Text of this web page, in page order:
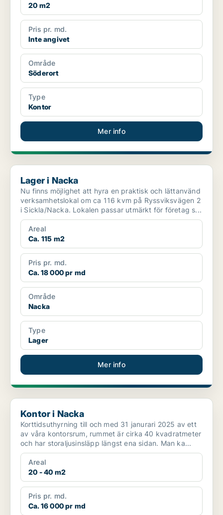
20 m2
Pris pr. md.
Inte angivet
Område
Söderort
Type
Kontor
Mer info
Lager i Nacka
Lager i Nacka
Nu finns möjlighet att hyra en praktisk och lättanvänd
verksamhetslokal om ca 116 kvm på Ryssviksvägen 2
i Sickla/Nacka. Lokalen passar utmärkt för företag s...
Areal
Ca. 115 m2
Pris pr. md.
Ca. 18 000 pr md
Område
Nacka
Type
Lager
Mer info
Kontor i Nacka
Kontor i Nacka
Korttidsuthyrning till och med 31 janurari 2025 av ett
av våra kontorsrum, rummet är cirka 40 kvadratmeter
och har storaljusinsläpp längst ena sidan. Man ka...
Areal
20 - 40 m2
Pris pr. md.
Ca. 16 000 pr md